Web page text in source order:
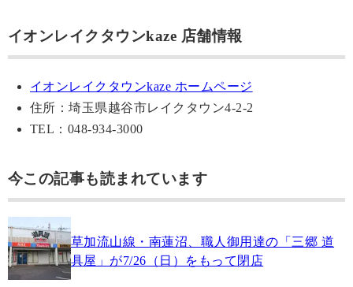
イオンレイクタウンkaze 店舗情報
イオンレイクタウンkaze ホームページ
住所：埼玉県越谷市レイクタウン4-2-2
TEL：048-934-3000
今この記事も読まれています
草加流山線・南蓮沼、職人御用達の「三郷 道
具屋」が7/26（日）をもって閉店